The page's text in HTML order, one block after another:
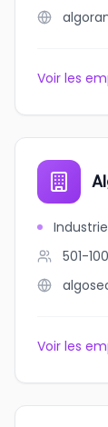
Voir les
Industrie
501-
Voir les